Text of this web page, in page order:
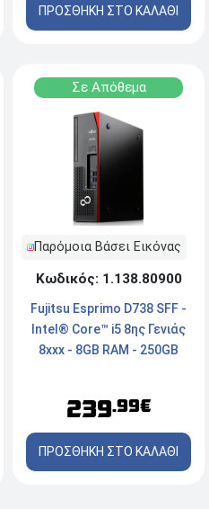
ΠΡΟΣΘΗΚΗ ΣΤΟ ΚΑΛΑΘΙ
Σε Απόθεμα
Παρόμοια Βάσει Εικόνας
Κωδικός: 1.138.80900
Fujitsu Esprimo D738 SFF -
Intel® Core™ i5 8ης Γενιάς
8xxx - 8GB RAM - 250GB
Pro
239.99€
ΠΡΟΣΘΗΚΗ ΣΤΟ ΚΑΛΑΘΙ